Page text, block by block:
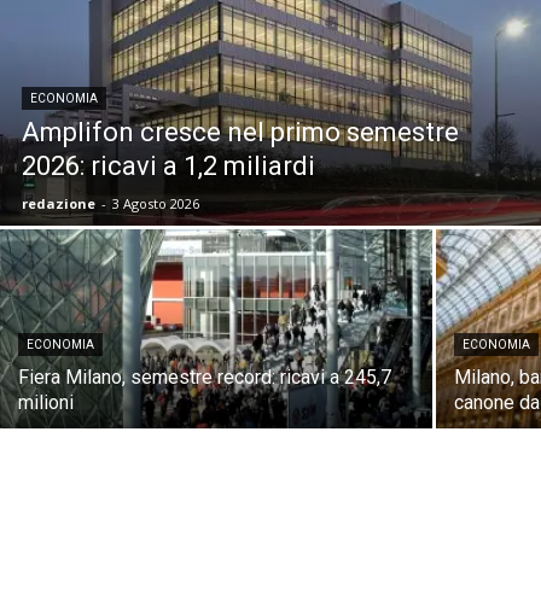
ECONOMIA
Amplifon cresce nel primo semestre
2026: ricavi a 1,2 miliardi
redazione - 3 Agosto 2026
ECONOMIA
Fiera Milano, semestre record: ricavi a 245,7
milioni
ECONOMIA
Milano,
canone